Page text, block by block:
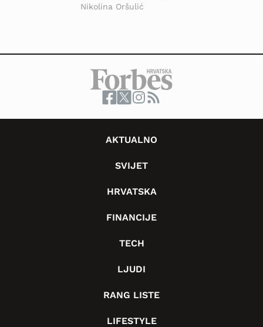
Nikolina Oršulić
AKTUALNO
SVIJET
HRVATSKA
FINANCIJE
TECH
LJUDI
RANG LISTE
LIFESTYLE